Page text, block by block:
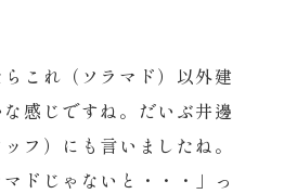
らこれ（ソラマド）以外建
感じですね。だいぶ井邊
フ）にも言いましたね。
マドじゃないと・・・」っ